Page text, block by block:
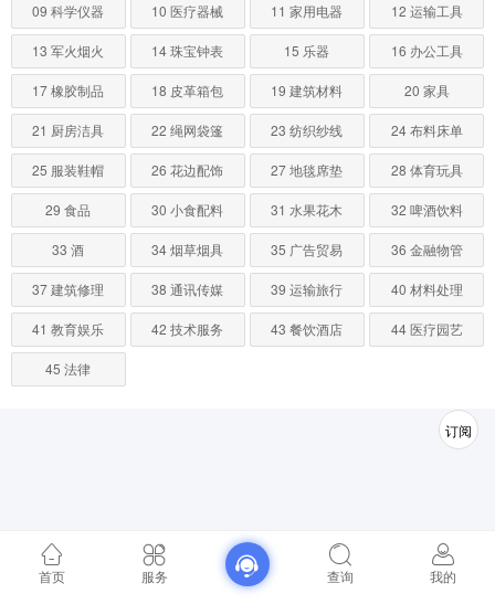
09 科学仪器 10 医疗器械 11 家用电器 12 运输工具
13 军火烟火 14 珠宝钟表 15 乐器 16 办公工具
17 橡胶制品 18 皮革箱包 19 建筑材料 20 家具
21 厨房洁具 22 绳网袋篷 23 纺织纱线 24 布料床单
25 服装鞋帽 26 花边配饰 27 地毯席垫 28 体育玩具
29 食品 30 小食配料 31 水果花木 32 啤酒饮料
33 酒 34 烟草烟具 35 广告贸易 36 金融物管
37 建筑修理 38 通讯传媒 39 运输旅行 40 材料处理
41 教育娱乐 42 技术服务 43 餐饮酒店 44 医疗园艺
45 法律
首页 服务 查询 我的
订阅